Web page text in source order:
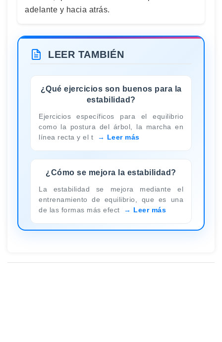
adelante y hacia atrás.
LEER TAMBIÉN
¿Qué ejercicios son buenos para la
estabilidad?
Ejercicios específicos para el equilibrio
como la postura del árbol, la marcha en
línea recta y el t
Leer más
¿Cómo se mejora la estabilidad?
La estabilidad se mejora mediante el
entrenamiento de equilibrio, que es una
de las formas más efect
Leer más